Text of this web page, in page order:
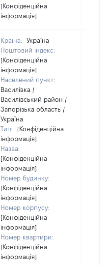
[Конфіденційна
інформація]
Країна:
Україна
Поштовий індекс:
[Конфіденційна
інформація]
Населений пункт:
Василівка /
Василівський район /
Запорізька область /
Україна
Тип:
[Конфіденційна
інформація]
Назва:
[Конфіденційна
інформація]
Номер будинку:
[Конфіденційна
інформація]
Номер корпусу:
[Конфіденційна
інформація]
Номер квартири:
[Конфіденційна
інформація]